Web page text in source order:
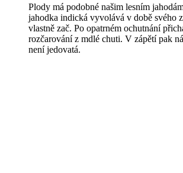
Plody má podobné našim lesním
jahodka indická vyvolává v době svého
vlastně zač. Po opatrném ochutnání
rozčarování z mdlé chuti. V zápětí pak
není jedovatá.